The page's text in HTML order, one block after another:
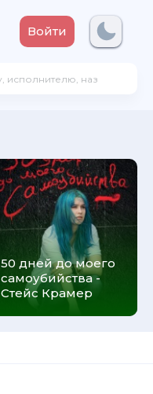
Войти
50 дней до моего
самоубийства -
Стейс Крамер